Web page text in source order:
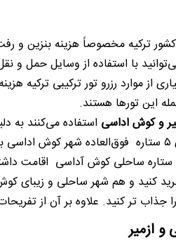
کشور ترکیه مخصوصاً هزینه بنزین و
با استفاده از وسایل حمل
از موارد رزرو تور ترکیبی
این تورها هستند.
و کوش اداسی استفاده می‌کنند به
ازمیر و 4 شب هم در هتل های 5 ستاره ساحلی
کنید و هم شهر ساحلی و زیبای
ازمیر